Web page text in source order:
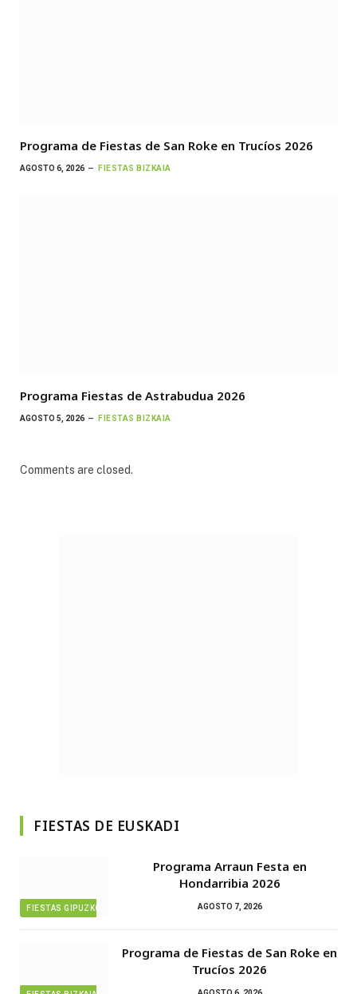
Programa de Fiestas de San Roke en Trucíos 2026
AGOSTO 6, 2026 FIESTAS BIZKAIA
Programa Fiestas de Astrabudua 2026
AGOSTO 5, 2026 FIESTAS BIZKAIA
Comments are closed.
FIESTAS DE EUSKADI
FIESTAS GIPUZKOA
Programa Arraun Festa en
Hondarribia 2026
AGOSTO 7, 2026
Programa de Fiestas de San Roke en
Trucíos 2026